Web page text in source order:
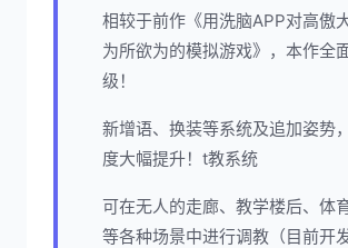
相较于前作《用洗脑APP对高傲
为所欲为的模拟游戏》，本作全
级！
新增语、换装等系统及追加姿势
度大幅提升！t教系统
可在无人的走廊、教学楼后、体
等各种场景中进行调教（目前开发